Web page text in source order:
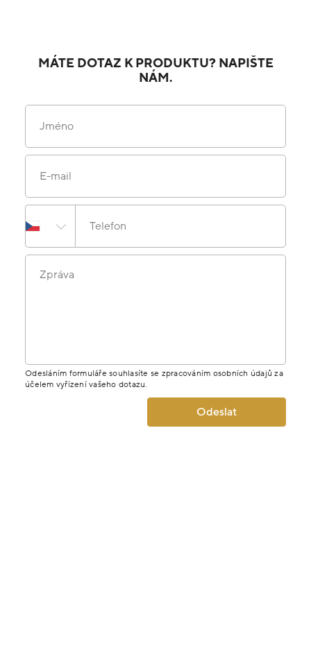
MÁTE DOTAZ K PRODUKTU? NAPIŠTE
NÁM.
Jméno
E-mail
Telefon
Zpráva
Odesláním formuláře souhlasíte se zpracováním osobních údajů za
účelem vyřízení vašeho dotazu.
Odeslat